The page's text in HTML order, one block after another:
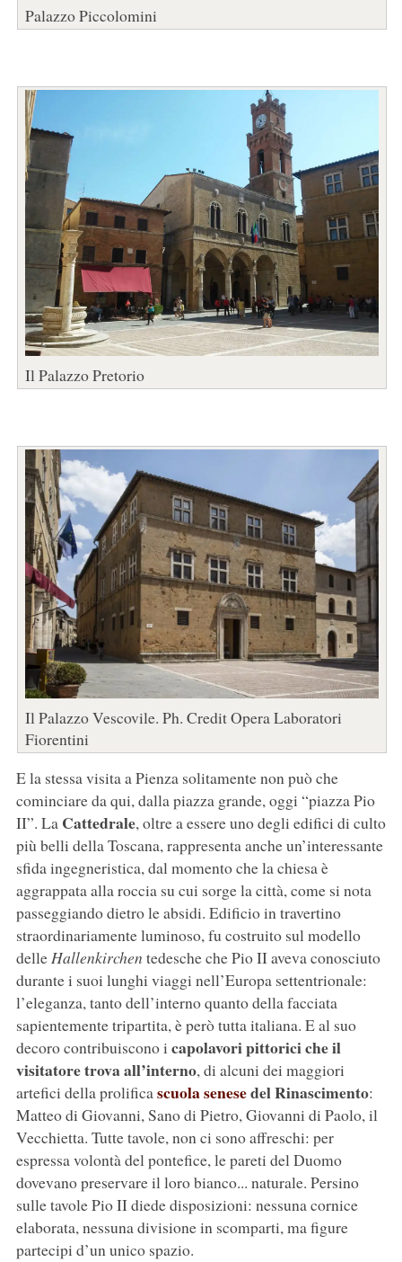
Palazzo Piccolomini
Il Palazzo Pretorio
Il Palazzo Vescovile. Ph. Credit Opera Laboratori
Fiorentini
E la stessa visita a Pienza solitamente non può che
cominciare da qui, dalla piazza grande, oggi “piazza Pio
II”. La Cattedrale, oltre a essere uno degli edifici di culto
più belli della Toscana, rappresenta anche un’interessante
sfida ingegneristica, dal momento che la chiesa è
aggrappata alla roccia su cui sorge la città, come si nota
passeggiando dietro le absidi. Edificio in travertino
straordinariamente luminoso, fu costruito sul modello
delleHallenkirchen tedesche che Pio II aveva conosciuto
durante i suoi lunghi viaggi nell’Europa settentrionale:
l’eleganza, tanto dell’interno quanto della facciata
sapientemente tripartita, è però tutta italiana. E al suo
decoro contribuiscono i capolavori pittorici che il
visitatore trova all’interno, di alcuni dei maggiori
artefici della prolificascuola senesedel Rinascimento:
Matteo di Giovanni, Sano di Pietro, Giovanni di Paolo, il
Vecchietta. Tutte tavole, non ci sono affreschi: per
espressa volontà del pontefice, le pareti del Duomo
dovevano preservare il loro bianco... naturale. Persino
sulle tavole Pio II diede disposizioni: nessuna cornice
elaborata, nessuna divisione in scomparti, ma figure
partecipi d’un unico spazio.